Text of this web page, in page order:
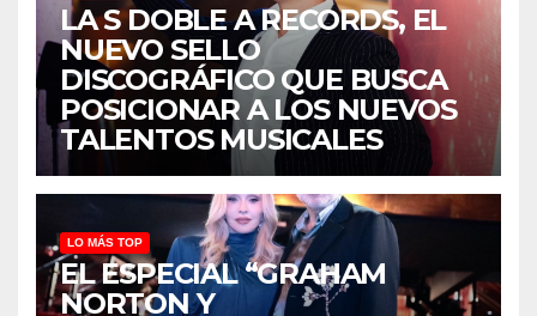
LA S DOBLE A RECORDS, EL
NUEVO SELLO
DISCOGRÁFICO QUE BUSCA
POSICIONAR A LOS NUEVOS
TALENTOS MUSICALES
LO MÁS TOP
EL ESPECIAL “GRAHAM
NORTON Y